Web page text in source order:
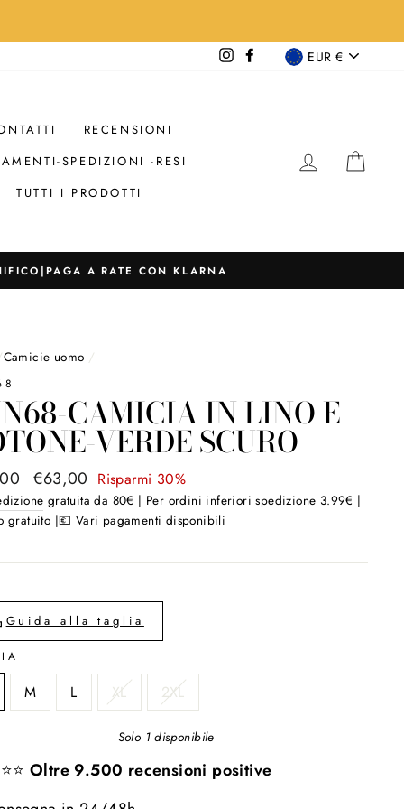
InstagramFacebook
VALUTA
EUR €
RECENSIONI
SPEDIZIONI -RESI
TUTTI I PRODOTTI
ACCEDI
A RATE CON KLARNA
Camicie uomo /
CAMICIA IN LINO E
VERDE SCURO
Prezzo
scontato
€63,00 Risparmi 30%
gratuita da 80€ | Per ordini inferiori spedizione 3.99€ |
gratuito |💶 Vari pagamenti disponibili
Guida alla taglia
M L XL 2XL
Solo 1 disponibile
Oltre 9.500 recensioni positive